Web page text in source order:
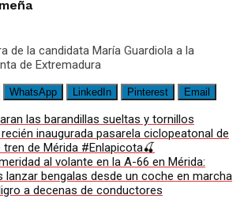
de la candidata María Guardiola a la
de Extremadura
WhatsApp LinkedIn Pinterest Email
las barandillas sueltas y tornillos
inaugurada pasarela ciclopeatonal de
de Mérida #Enlapicota🍒
al volante en la A-66 en Mérida:
lanzar bengalas desde un coche en marcha
a decenas de conductores